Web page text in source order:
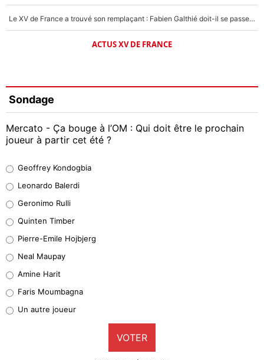
Le XV de France a trouvé son remplaçant : Fabien Galthié doit-il se passer d'Antoine Dupont ?
ACTUS XV DE FRANCE
Sondage
Mercato - Ça bouge à l’OM : Qui doit être le prochain
joueur à partir cet été ?
38%
32%
4%
1%
9%
Geoffrey Kondogbia
Leonardo Balerdi
Geronimo Rulli
Quinten Timber
Pierre-Emile Hojbjerg
Neal Maupay
Amine Harit
Faris Moumbagna
Un autre joueur
VOTER